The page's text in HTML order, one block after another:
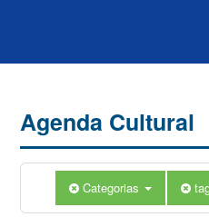
Agenda Cultural
Categorias